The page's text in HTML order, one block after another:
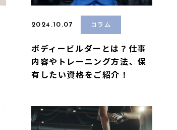
2024.10.07 コラム
ボディービルダーとは？仕事
内容やトレーニング方法、保
有したい資格をご紹介！